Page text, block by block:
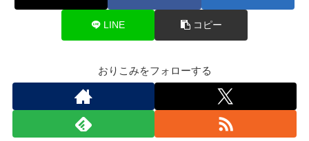
LINE コピー
おりこみをフォローする